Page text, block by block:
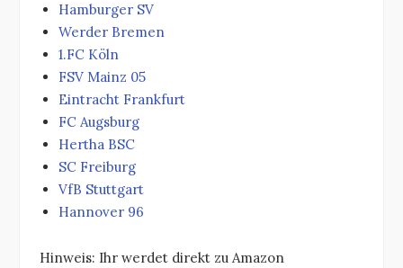
Hamburger SV
Werder Bremen
1.FC Köln
FSV Mainz 05
Eintracht Frankfurt
FC Augsburg
Hertha BSC
SC Freiburg
VfB Stuttgart
Hannover 96
Hinweis: Ihr werdet direkt zu Amazon